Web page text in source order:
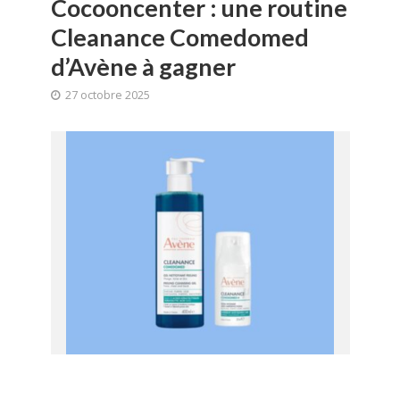
Cocooncenter : une routine
Cleanance Comedomed
d’Avène à gagner
27 octobre 2025